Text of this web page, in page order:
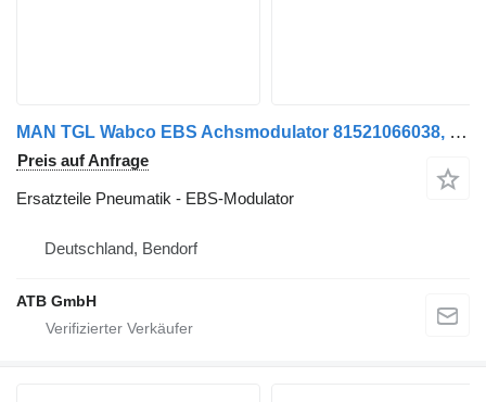
MAN TGL Wabco EBS Achsmodulator 81521066038, 4801041030 EBS-Modulator für LKW
Preis auf Anfrage
Ersatzteile Pneumatik - EBS-Modulator
Deutschland, Bendorf
ATB GmbH